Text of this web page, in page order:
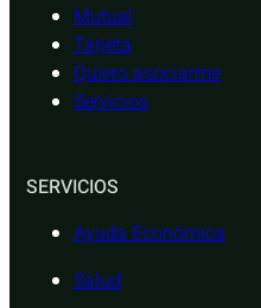
Mutual
Tarjeta
Quiero asociarme
Servicios
SERVICIOS
Ayuda Económica
Salud